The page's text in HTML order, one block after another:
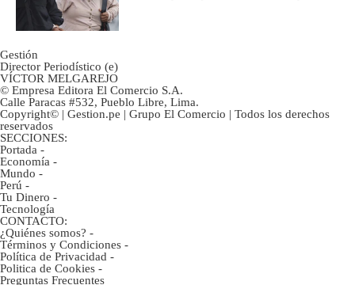
Gestión
Director Periodístico (e)
VÍCTOR MELGAREJO
© Empresa Editora El Comercio S.A.
Calle Paracas #532, Pueblo Libre, Lima.
Copyright© | Gestion.pe | Grupo El Comercio | Todos los derechos
reservados
SECCIONES:
Portada -
Economía -
Mundo -
Perú -
Tu Dinero -
Tecnología
CONTACTO:
¿Quiénes somos? -
Términos y Condiciones -
Política de Privacidad -
Politica de Cookies -
Preguntas Frecuentes